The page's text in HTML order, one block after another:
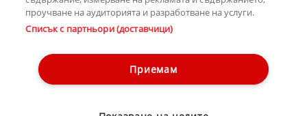
Copyright © 2007-2026 Hotnews.bg. Всички права запазени.
Контакти Общи условия
Етични правила на НСС
Лични данни
Управление на предпочитания
проучване на аудиторията и разработване на услуги.
Списък с партньори (доставчици)
Приемам